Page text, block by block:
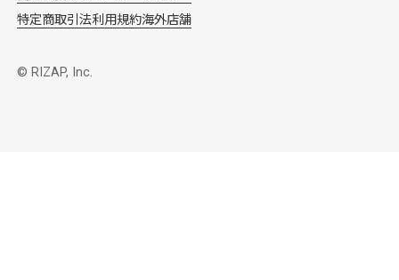
特定商取引法利用規約海外店舗
© RIZAP, Inc.